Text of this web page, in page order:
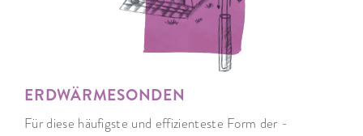
ERDWÄRMESONDEN
Für diese häufigste und effizienteste Form der ­